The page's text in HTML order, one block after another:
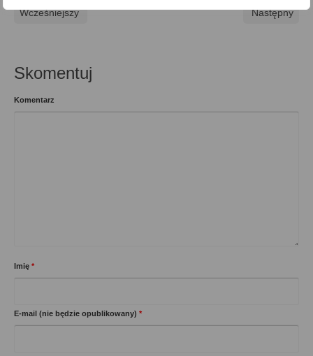
Wcześniejszy Następny
Skomentuj
Komentarz
Imię *
E-mail (nie będzie opublikowany) *